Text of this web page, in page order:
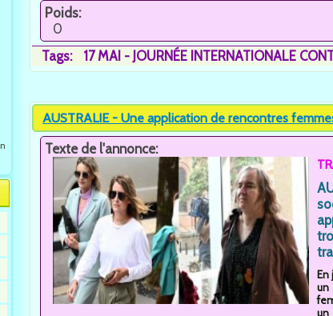
Poids:
0
Tags:
17 MAI - JOURNÉE INTERNATIONALE
AUSTRALIE - Une application de rencontres
Texte de l'annonce:
En